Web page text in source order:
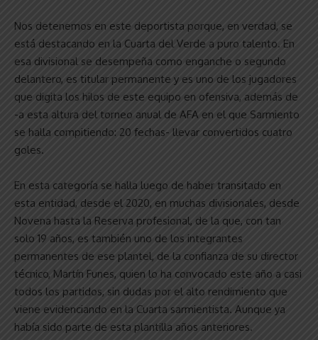
Nos detenemos en este deportista porque, en verdad, se
está destacando en la Cuarta del Verde a puro talento. En
esa divisional se desempeña como enganche o segundo
delantero, es titular permanente y es uno de los jugadores
que digita los hilos de este equipo en ofensiva, además de
-a esta altura del torneo anual de AFA en el que Sarmiento
se halla compitiendo: 20 fechas- llevar convertidos cuatro
goles.
En esta categoría se halla luego de haber transitado en
esta entidad, desde el 2020, en muchas divisionales, desde
Novena hasta la Reserva profesional, de la que, con tan
solo 19 años, es también uno de los integrantes
permanentes de ese plantel, de la confianza de su director
técnico, Martín Funes, quien lo ha convocado este año a casi
todos los partidos, sin dudas por el alto rendimiento que
viene evidenciando en la Cuarta sarmientista. Aunque ya
había sido parte de esta plantilla años anteriores.